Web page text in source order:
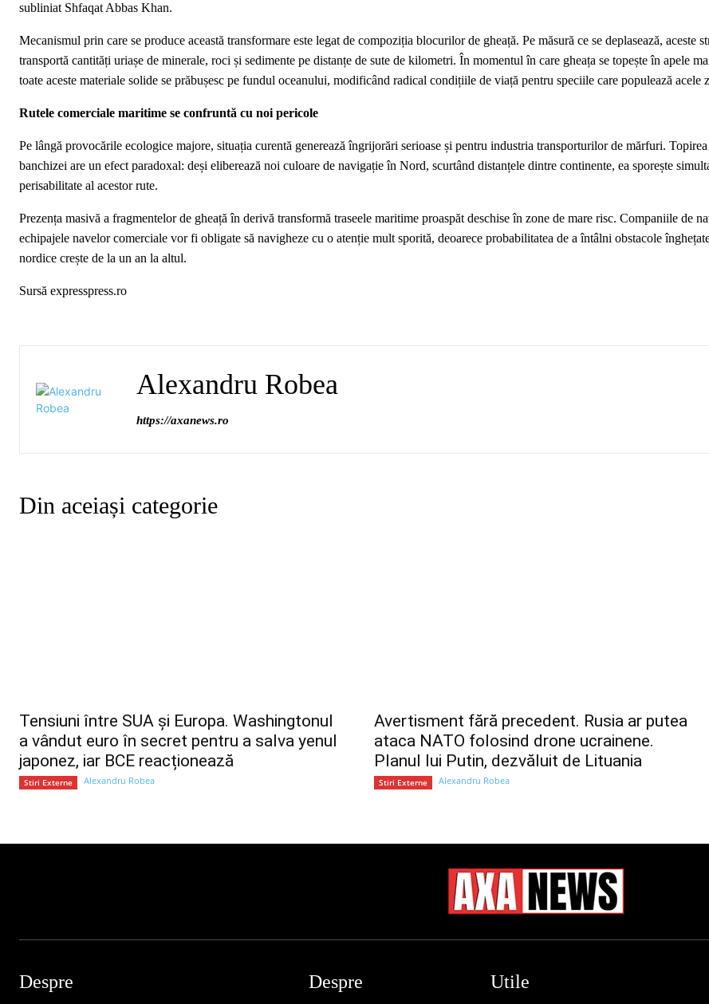
subliniat Shfaqat Abbas Khan.
Mecanismul prin care se produce această transformare este legat de compoziția blocurilor de gheață. Pe măsură ce se deplasează, aceste
transportă cantități uriașe de minerale, roci și sedimente pe distanțe de sute de kilometri. În momentul în care gheața se topește în apele
toate aceste materiale solide se prăbușesc pe fundul oceanului, modificând radical condițiile de viață pentru speciile care populează acele
Rutele comerciale maritime se confruntă cu noi pericole
Pe lângă provocările ecologice majore, situația curentă generează îngrijorări serioase și pentru industria transporturilor de mărfuri. Topirea
banchizei are un efect paradoxal: deși eliberează noi culoare de navigație în Nord, scurtând distanțele dintre continente, ea sporește
perisabilitate al acestor rute.
Prezența masivă a fragmentelor de gheață în derivă transformă traseele maritime proaspăt deschise în zone de mare risc. Companiile de
echipajele navelor comerciale vor fi obligate să navigheze cu o atenție mult sporită, deoarece probabilitatea de a întâlni obstacole
nordice crește de la un an la altul.
Sursă expresspress.ro
Alexandru Robea
https://axanews.ro
Din aceiași categorie
Tensiuni între SUA și Europa. Washingtonul
a vândut euro în secret pentru a salva yenul
japonez, iar BCE reacționează
Stiri Externe Alexandru Robea
Avertisment fără precedent. Rusia ar putea
ataca NATO folosind drone ucrainene.
Planul lui Putin, dezvăluit de Lituania
Stiri Externe Alexandru Robea
Despre Despre Utile